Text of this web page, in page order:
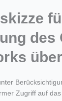
des
Zugriff auf